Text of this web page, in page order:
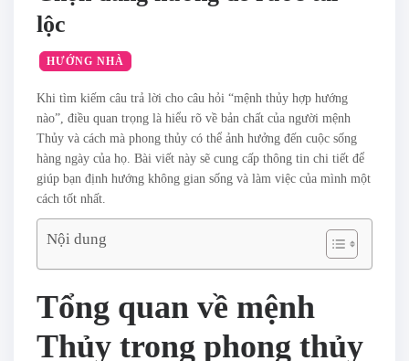
lộc
HƯỚNG NHÀ
Khi tìm kiếm câu trả lời cho câu hỏi “mệnh thủy hợp hướng
nào”, điều quan trọng là hiểu rõ về bản chất của người mệnh
Thủy và cách mà phong thủy có thể ảnh hưởng đến cuộc sống
hàng ngày của họ. Bài viết này sẽ cung cấp thông tin chi tiết để
giúp bạn định hướng không gian sống và làm việc của mình một
cách tốt nhất.
Nội dung
Tổng quan về mệnh
Thủy trong phong thủy